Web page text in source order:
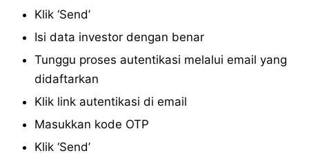
Klik ‘Send’
Isi data investor dengan benar
Tunggu proses autentikasi melalui email yang
didaftarkan
Klik link autentikasi di email
Masukkan kode OTP
Klik ‘Send’